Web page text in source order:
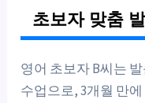
초보자 맞춤
영어 초보자 B씨는
수업으로, 3개월 만